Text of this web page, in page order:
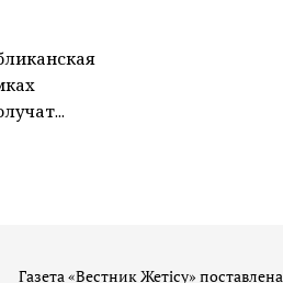
Газета «Вестник Жетісу»